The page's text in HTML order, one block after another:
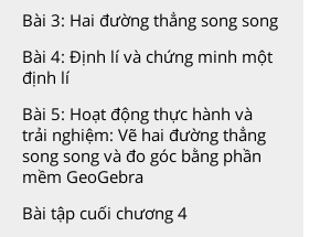
Bài 3: Hai đường thẳng song song
Bài 4: Định lí và chứng minh một
định lí
Bài 5: Hoạt động thực hành và
trải nghiệm: Vẽ hai đường thẳng
song song và đo góc bằng phần
mềm GeoGebra
Bài tập cuối chương 4